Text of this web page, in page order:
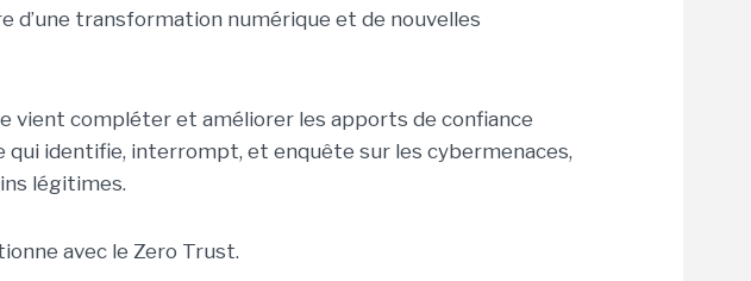
d’une transformation numérique et de nouvelles
vient compléter et améliorer les apports de confiance
qui identifie, interrompt, et enquête sur les cybermenaces,
légitimes.
avec le Zero Trust.